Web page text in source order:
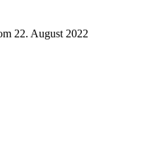
22. August 2022